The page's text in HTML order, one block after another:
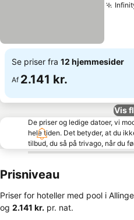
Se priser fra 12 hjemmesider
Af 2.141 kr.
Vis
De priser og ledige datoer, vi
hele tiden. Det betyder, at du
tilbud, du så på trivago, når du
Prisniveau
Priser for hoteller med pool i
og ‎2.141 kr. pr. nat.